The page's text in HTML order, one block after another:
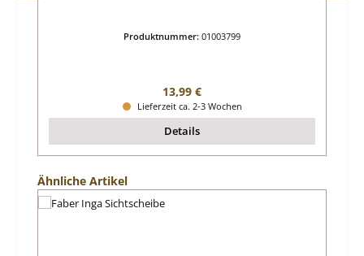
Produktnummer: 01003799
Regulärer Preis:
13,99 €
Lieferzeit ca. 2-3 Wochen
Details
Produktgalerie überspringen
Ähnliche Artikel